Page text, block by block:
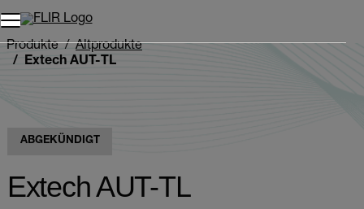
Unread messages
Entfernen
Elemente
Element
In den Warenkorb
Im Warenkorb
Produkte
Altprodukte
Extech AUT-TL
ABGEKÜNDIGT
Extech AUT-TL